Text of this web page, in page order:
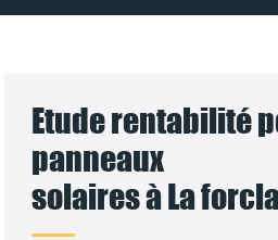
Etude rentabilité
panneaux
solaires à La